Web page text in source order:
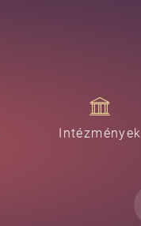
Intézmények